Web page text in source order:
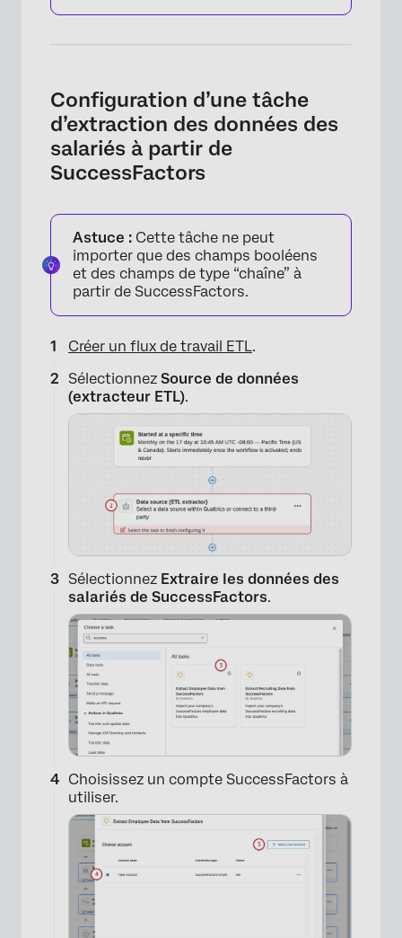
Configuration d’une tâche
d’extraction des données des
salariés à partir de
SuccessFactors
Astuce : Cette tâche ne peut
importer que des champs booléens
et des champs de type “chaîne” à
partir de SuccessFactors.
Créer un flux de travail ETL.
Sélectionnez Source de données
(extracteur ETL).
Sélectionnez Extraire les données des
salariés de SuccessFactors.
Choisissez un compte SuccessFactors à
utiliser.